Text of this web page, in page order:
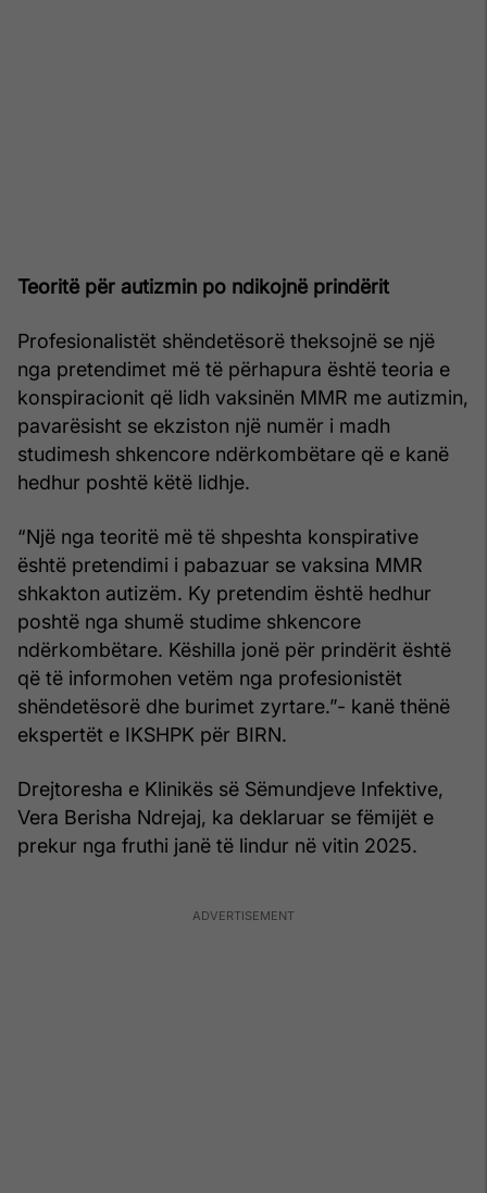
Teoritë për autizmin po ndikojnë prindërit
Profesionalistët shëndetësorë theksojnë se një
nga pretendimet më të përhapura është teoria e
konspiracionit që lidh vaksinën MMR me autizmin,
pavarësisht se ekziston një numër i madh
studimesh shkencore ndërkombëtare që e kanë
hedhur poshtë këtë lidhje.
“Një nga teoritë më të shpeshta konspirative
është pretendimi i pabazuar se vaksina MMR
shkakton autizëm. Ky pretendim është hedhur
poshtë nga shumë studime shkencore
ndërkombëtare. Këshilla jonë për prindërit është
që të informohen vetëm nga profesionistët
shëndetësorë dhe burimet zyrtare.”- kanë thënë
ekspertët e IKSHPK për BIRN.
Drejtoresha e Klinikës së Sëmundjeve Infektive,
Vera Berisha Ndrejaj, ka deklaruar se fëmijët e
prekur nga fruthi janë të lindur në vitin 2025.